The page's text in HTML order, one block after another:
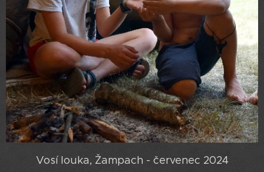
Vosí louka, Žampach - červenec 2024